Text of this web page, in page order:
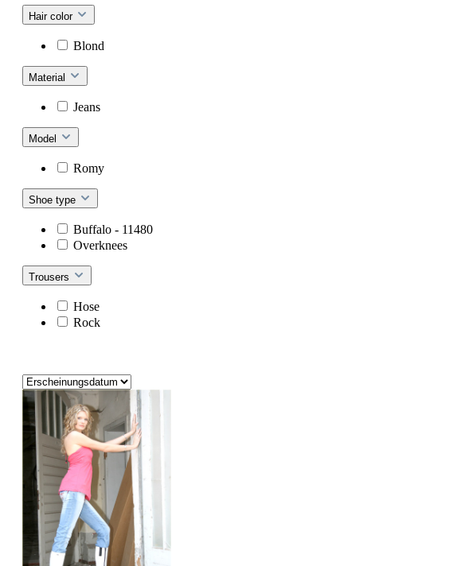
Hair color
Blond
Material
Jeans
Model
Romy
Shoe type
Buffalo - 11480
Overknees
Trousers
Hose
Rock